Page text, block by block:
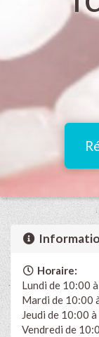
Horaire:
Lundi de 10:00
Mardi de 10:00
Jeudi de 10:00
Vendredi de